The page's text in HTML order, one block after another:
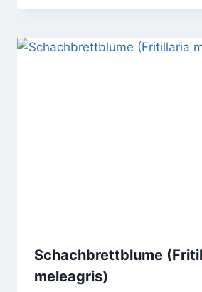
Schachbrettblume
meleagris)